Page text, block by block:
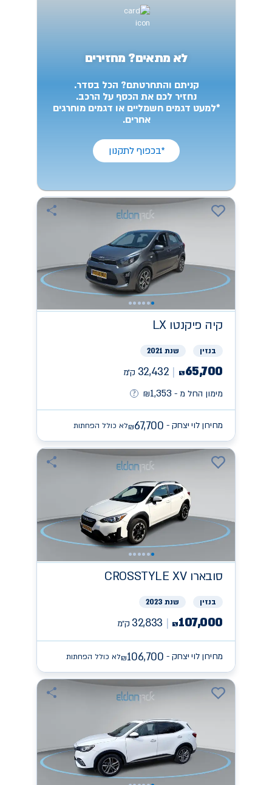
לא מתאים? מחזירים
קניתם והתחרטתם? הכל בסדר.
נחזיר לכם את הכסף על הרכב.
*למעט דגמים חשמליים או דגמים מוחרגים
אחרים.
*בכפוף לתקנון
קיה פיקנטו LX
בנזין שנת 2021
₪65,700
32,432 ק״מ
מימון החל מ -
₪1,353
מחירון לוי יצחק - ₪67,700 לא כולל הפחתות
סובארוCROSSTYLE XV
בנזין שנת 2023
₪107,000
32,833 ק״מ
מחירון לוי יצחק - ₪106,700 לא כולל הפחתות